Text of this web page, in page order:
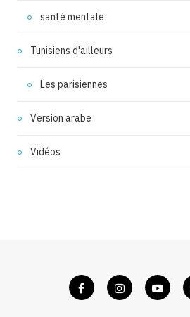
santé mentale
Tunisiens d'ailleurs
Les parisiennes
Version arabe
Vidéos